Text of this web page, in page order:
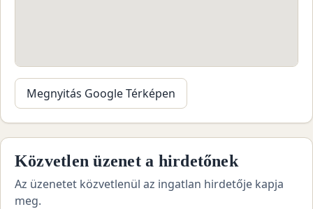
Megnyitás Google Térképen
Közvetlen üzenet a hirdetőnek
Az üzenetet közvetlenül az ingatlan hirdetője kapja
meg.